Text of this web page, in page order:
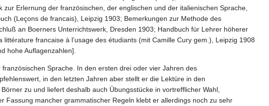
Erlernung der französischen, der englischen und der italienischen Sprache,
(Leçons de francais), Leipzig 1903; Bemerkungen zur Methode des
an Boerners Unterrichtswerk, Dresden 1903; Handbuch für Lehrer höherer
francaise à l’usage des étudiants (mit Camille Cury gem.), Leipzig 1908
hohe Auflagenzahlen].
Sprache. In den ersten drei oder vier Jahren des
in den letzten Jahren aber stellt er die Lektüre in den
zu und liefert deshalb auch Übungsstücke in vortrefflicher Wahl,
Fassung mancher grammatischer Regeln klebt er allerdings noch zu sehr